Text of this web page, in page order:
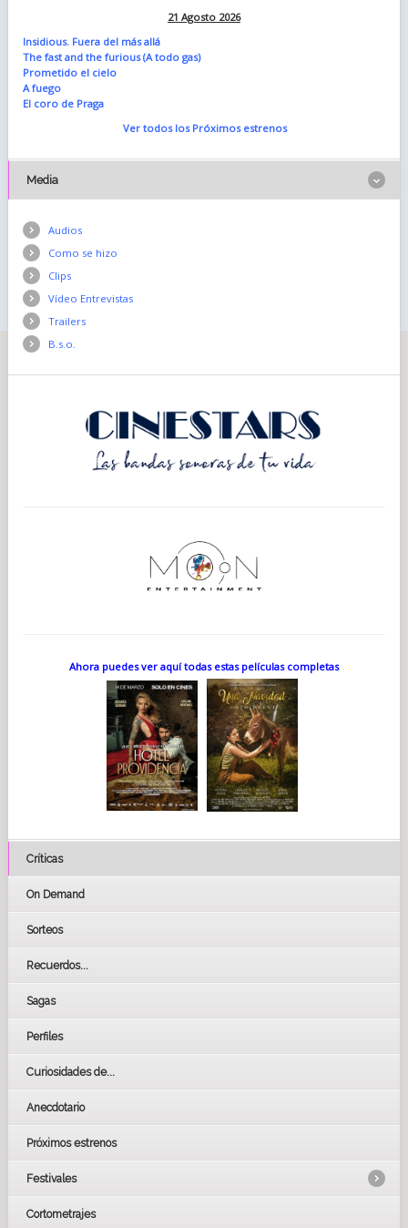
21 Agosto 2026
Insidious. Fuera del más allá
The fast and the furious (A todo gas)
Prometido el cielo
A fuego
El coro de Praga
Ver todos los Próximos estrenos
Media
Audios
Como se hizo
Clips
Vídeo Entrevistas
Trailers
B.s.o.
Ahora puedes ver aquí todas estas películas completas
Críticas
On Demand
Sorteos
Recuerdos...
Sagas
Perfiles
Curiosidades de...
Anecdotario
Próximos estrenos
Festivales
LOS OSCARS
Cortometrajes